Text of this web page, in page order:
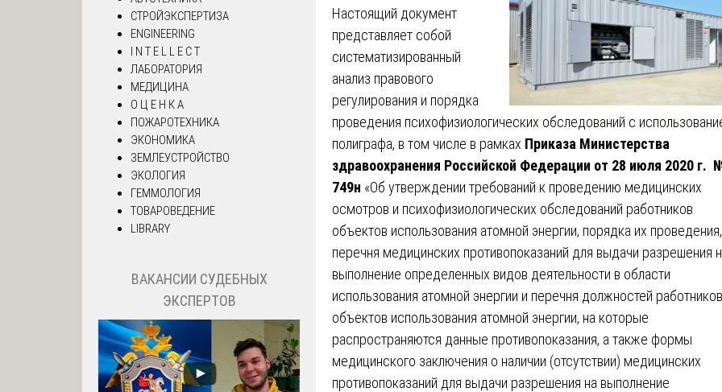
Настоящий документ
представляет собой
систематизированный
анализ правового
регулирования и порядка
проведения психофизиологических обследований с
полиграфа, в том числе в рамках Приказа Министерства
здравоохранения Российской Федерации от 28 июля 2020 г.
749н «Об утверждении требований к проведению медицинских
осмотров и психофизиологических обследований работников
объектов использования атомной энергии, порядка их проведения,
перечня медицинских противопоказаний для выдачи разрешения
выполнение определенных видов деятельности в области
использования атомной энергии и перечня должностей работников
объектов использования атомной энергии, на которые
распространяются данные противопоказания, а также формы
медицинского заключения о наличии (отсутствии) медицинских
противопоказаний для выдачи разрешения на выполнение
СТРОЙЭКСПЕРТИЗА
ENGINEERING
I N T E L L E C T
ЛАБОРАТОРИЯ
МЕДИЦИНА
О Ц Е Н К А
ПОЖАРОТЕХНИКА
ЭКОНОМИКА
ЗЕМЛЕУСТРОЙСТВО
ЭКОЛОГИЯ
ГЕММОЛОГИЯ
ТОВАРОВЕДЕНИЕ
LIBRARY
ВАКАНСИИ СУДЕБНЫХ
ЭКСПЕРТОВ